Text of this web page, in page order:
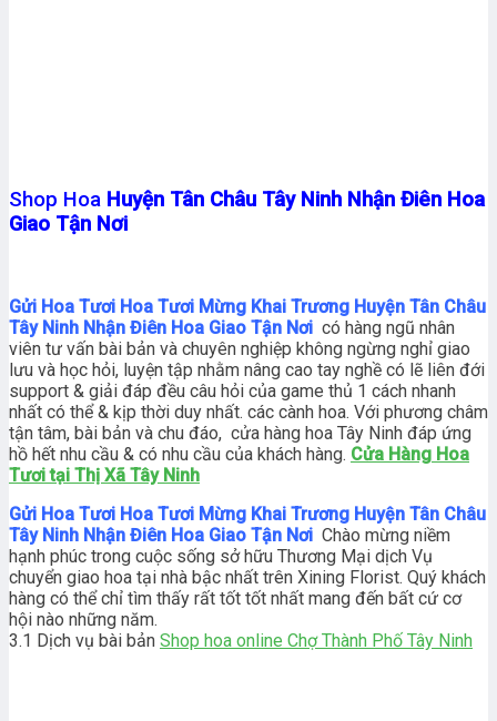
Shop Hoa Huyện Tân Châu Tây Ninh Nhận Điên Hoa
Giao Tận Nơi
Gửi Hoa Tươi Hoa Tươi Mừng Khai Trương Huyện Tân Châu
Tây Ninh Nhận Điên Hoa Giao Tận Nơi có hàng ngũ nhân
viên tư vấn bài bản và chuyên nghiệp không ngừng nghỉ giao
lưu và học hỏi, luyện tập nhằm nâng cao tay nghề có lẽ liên đới
support & giải đáp đều câu hỏi của game thủ 1 cách nhanh
nhất có thể & kịp thời duy nhất. các cành hoa. Với phương châm
tận tâm, bài bản và chu đáo, cửa hàng hoa Tây Ninh đáp ứng
hồ hết nhu cầu & có nhu cầu của khách hàng. Cửa Hàng Hoa
Tươi tại Thị Xã Tây Ninh
Gửi Hoa Tươi Hoa Tươi Mừng Khai Trương Huyện Tân Châu
Tây Ninh Nhận Điên Hoa Giao Tận Nơi Chào mừng niềm
hạnh phúc trong cuộc sống sở hữu Thương Mại dịch Vụ
chuyển giao hoa tại nhà bậc nhất trên Xining Florist. Quý khách
hàng có thể chỉ tìm thấy rất tốt tốt nhất mang đến bất cứ cơ
hội nào những năm.
3.1 Dịch vụ bài bản Shop hoa online Chợ Thành Phố Tây Ninh